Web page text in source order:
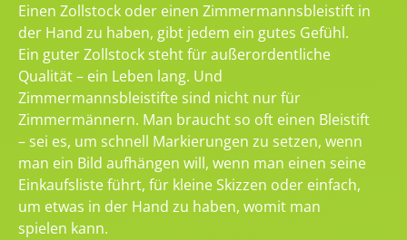
Einen Zollstock oder einen Zimmermannsbleistift in
der Hand zu haben, gibt jedem ein gutes Gefühl.
Ein guter Zollstock steht für außerordentliche
Qualität – ein Leben lang. Und
Zimmermannsbleistifte sind nicht nur für
Zimmermännern. Man braucht so oft einen Bleistift
– sei es, um schnell Markierungen zu setzen, wenn
man ein Bild aufhängen will, wenn man einen seine
Einkaufsliste führt, für kleine Skizzen oder einfach,
um etwas in der Hand zu haben, womit man
spielen kann.